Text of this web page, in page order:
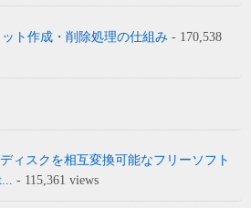
ト作成・削除処理の仕組み - 170,538
ィスクを相互変換可能なフリーソフト
- 115,361 views